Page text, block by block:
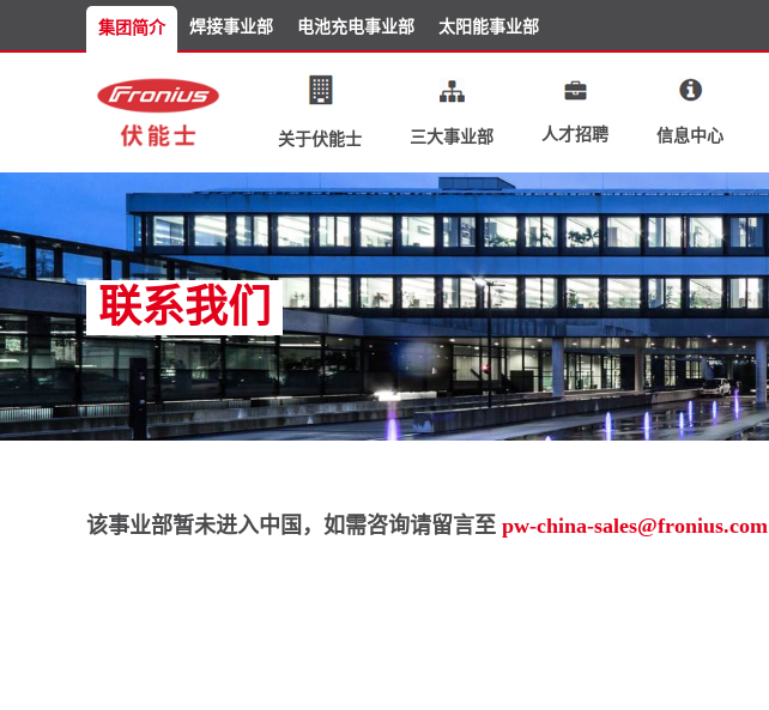
集团简介 焊接事业部 电池充电事业部 太阳能事业部
关于伏能士 三大事业部 人才招聘 信息中心
联系我们
该事业部暂未进入中国，如需咨询请留言至 pw-china-sales@fronius.com